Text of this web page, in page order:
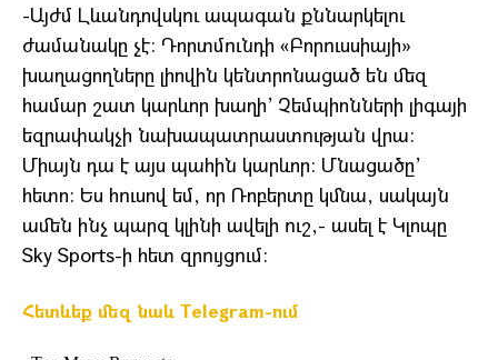
-Այժմ Լևանդովսկու ապագան քննարկելու
ժամանակը չէ: Դորտմունդի «Բորուսսիայի»
խաղացողները լիովին կենտրոնացած են մեզ
համար շատ կարևոր խաղի’ Չեմպիոնների լիգայի
եզրափակչի նախապատրաստության վրա:
Միայն դա է այս պահին կարևոր: Մնացածը’
հետո: Ես հուսով եմ, որ Ռոբերտը կմնա, սակայն
ամեն ինչ պարզ կլինի ավելի ուշ,- ասել է Կլոպը
Sky Sports-ի հետ զրույցում:
Հետևեք մեզ նաև Telegram-ում